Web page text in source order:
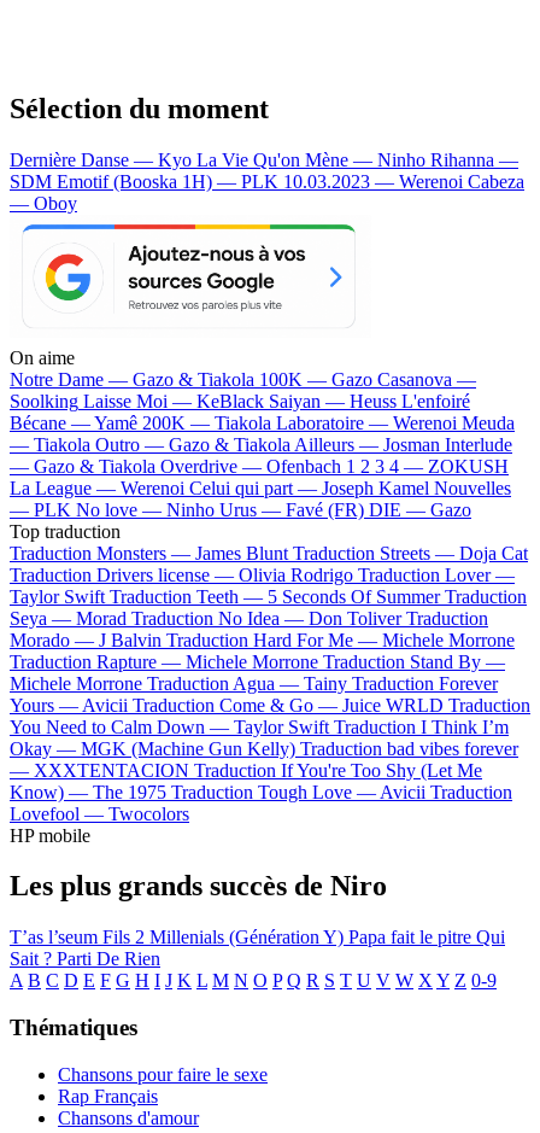
Sélection du moment
Dernière Danse — Kyo La Vie Qu'on Mène — Ninho Rihanna —
SDM Emotif (Booska 1H) — PLK 10.03.2023 — Werenoi Cabeza
— Oboy
On aime
Notre Dame — Gazo & Tiakola 100K — Gazo Casanova —
Soolking Laisse Moi — KeBlack Saiyan — Heuss L'enfoiré
Bécane —Yamê 200K — Tiakola Laboratoire — Werenoi Meuda
— Tiakola Outro — Gazo & Tiakola Ailleurs — Josman Interlude
— Gazo & Tiakola Overdrive — Ofenbach 1 2 3 4 — ZOKUSH
La League — Werenoi Celui qui part — Joseph Kamel Nouvelles
— PLK No love — Ninho Urus — Favé (FR) DIE — Gazo
Top traduction
Traduction Monsters — James Blunt Traduction Streets — Doja Cat
Traduction Drivers license — Olivia Rodrigo Traduction Lover —
Taylor Swift Traduction Teeth — 5 Seconds Of Summer Traduction
Seya — Morad Traduction No Idea — Don Toliver Traduction
Morado — J Balvin Traduction Hard For Me — Michele Morrone
Traduction Rapture — Michele Morrone Traduction Stand By —
Michele Morrone Traduction Agua — Tainy Traduction Forever
Yours — Avicii Traduction Come & Go — Juice WRLD Traduction
You Need to Calm Down — Taylor Swift Traduction I Think I’m
Okay — MGK (Machine Gun Kelly) Traduction bad vibes forever
— XXXTENTACION Traduction If You're Too Shy (Let Me
Know) — The 1975 Traduction Tough Love — Avicii Traduction
Lovefool — Twocolors
HP mobile
Les plus grands succès de Niro
T’as l’seum Fils 2 Millenials (Génération Y) Papa fait le pitre Qui
Sait ? Parti De Rien
A B C D E F G H I J K L M N O P Q R S T U V W X Y Z 0-9
Thématiques
Chansons pour faire le sexe
Rap Français
Chansons d'amour